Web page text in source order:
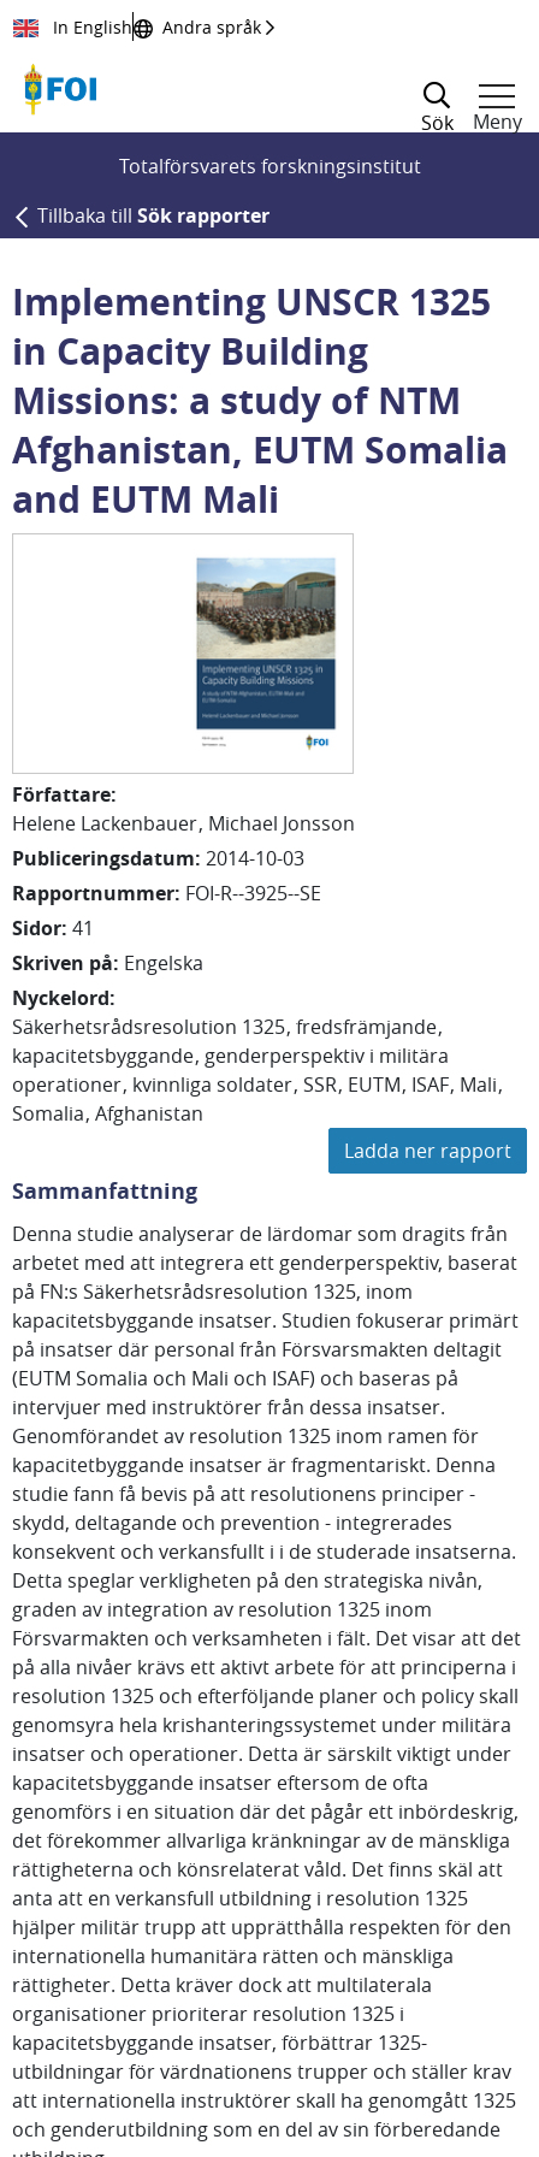
Till innehållet
In English Andra språk
Sök
Meny
Totalförsvarets forskningsinstitut
Tillbaka till Sök rapporter
Implementing UNSCR 1325
in Capacity Building
Missions: a study of NTM
Afghanistan, EUTM Somalia
and EUTM Mali
Författare:
Helene Lackenbauer Michael Jonsson
Publiceringsdatum: 2014-10-03
Rapportnummer: FOI-R--3925--SE
Sidor: 41
Skriven på: Engelska
Nyckelord:
Säkerhetsrådsresolution 1325 fredsfrämjande
kapacitetsbyggande genderperspektiv i militära
operationer kvinnliga soldater SSR EUTM ISAF Mali
Somalia Afghanistan
Ladda ner rapport
Sammanfattning
Denna studie analyserar de lärdomar som dragits från
arbetet med att integrera ett genderperspektiv, baserat
på FN:s Säkerhetsrådsresolution 1325, inom
kapacitetsbyggande insatser. Studien fokuserar primärt
på insatser där personal från Försvarsmakten deltagit
(EUTM Somalia och Mali och ISAF) och baseras på
intervjuer med instruktörer från dessa insatser.
Genomförandet av resolution 1325 inom ramen för
kapacitetbyggande insatser är fragmentariskt. Denna
studie fann få bevis på att resolutionens principer -
skydd, deltagande och prevention - integrerades
konsekvent och verkansfullt i i de studerade insatserna.
Detta speglar verkligheten på den strategiska nivån,
graden av integration av resolution 1325 inom
Försvarmakten och verksamheten i fält. Det visar att det
på alla nivåer krävs ett aktivt arbete för att principerna i
resolution 1325 och efterföljande planer och policy skall
genomsyra hela krishanteringssystemet under militära
insatser och operationer. Detta är särskilt viktigt under
kapacitetsbyggande insatser eftersom de ofta
genomförs i en situation där det pågår ett inbördeskrig,
det förekommer allvarliga kränkningar av de mänskliga
rättigheterna och könsrelaterat våld. Det finns skäl att
anta att en verkansfull utbildning i resolution 1325
hjälper militär trupp att upprätthålla respekten för den
internationella humanitära rätten och mänskliga
rättigheter. Detta kräver dock att multilaterala
organisationer prioriterar resolution 1325 i
kapacitetsbyggande insatser, förbättrar 1325-
utbildningar för värdnationens trupper och ställer krav
att internationella instruktörer skall ha genomgått 1325
och genderutbildning som en del av sin förberedande